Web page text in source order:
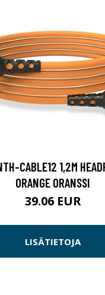
CABLE12 1,2M
ORANGE ORANSSI
39.06 EUR
LISÄTIETOJA